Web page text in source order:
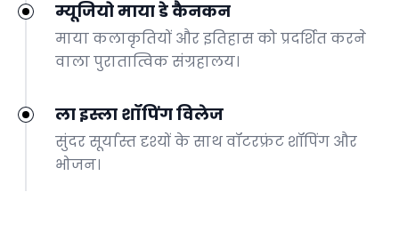
म्यूजियो माया डे कैनकन
माया कलाकृतियों और इतिहास को प्रदर्शित करने
वाला पुरातात्विक संग्रहालय।
ला इस्ला शॉपिंग विलेज
सुंदर सूर्यास्त दृश्यों के साथ वॉटरफ्रंट शॉपिंग और
भोजन।